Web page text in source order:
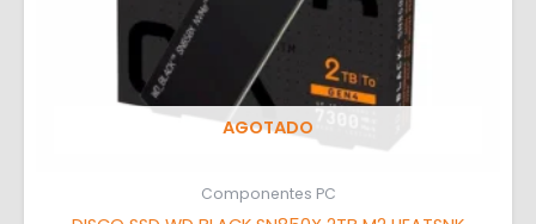
AGOTADO
Componentes PC